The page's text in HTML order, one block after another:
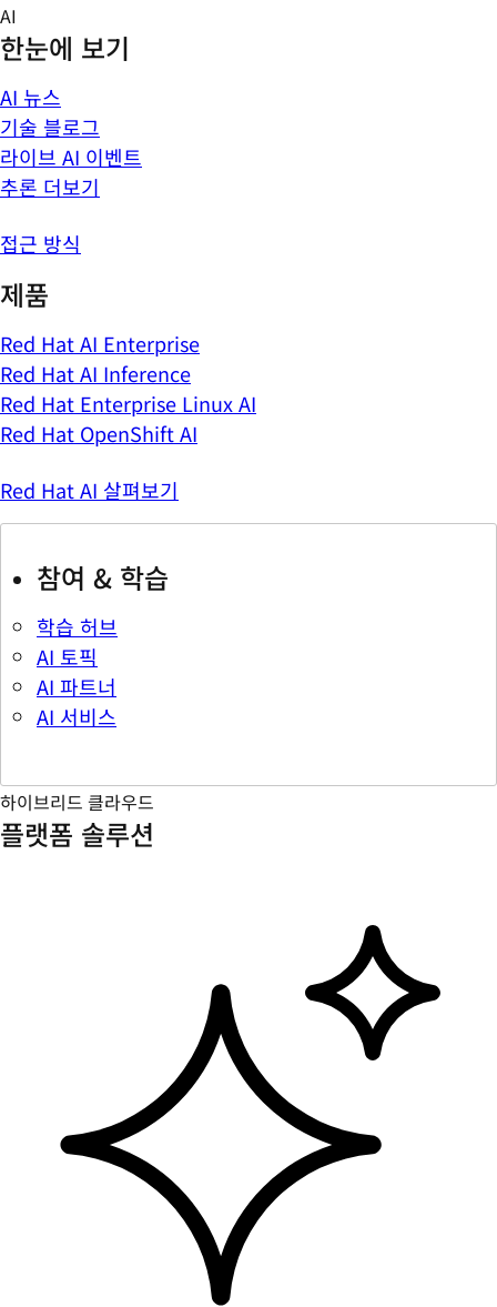
Skip
to
content
AI
한눈에 보기
AI 뉴스
기술 블로그
라이브 AI 이벤트
추론 더보기
접근 방식
제품
Red Hat AI Enterprise
Red Hat AI Inference
Red Hat Enterprise Linux AI
Red Hat OpenShift AI
Red Hat AI 살펴보기
참여 & 학습
학습 허브
AI 토픽
AI 파트너
AI 서비스
하이브리드 클라우드
플랫폼 솔루션